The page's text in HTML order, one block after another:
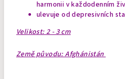
harmonii v každodenním
ulevuje od depresivních
Velikost: 2 - 3 cm
Země původu: Afghánistán